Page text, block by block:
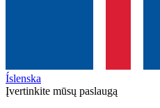
Íslenska
Įvertinkite mūsų paslaugą